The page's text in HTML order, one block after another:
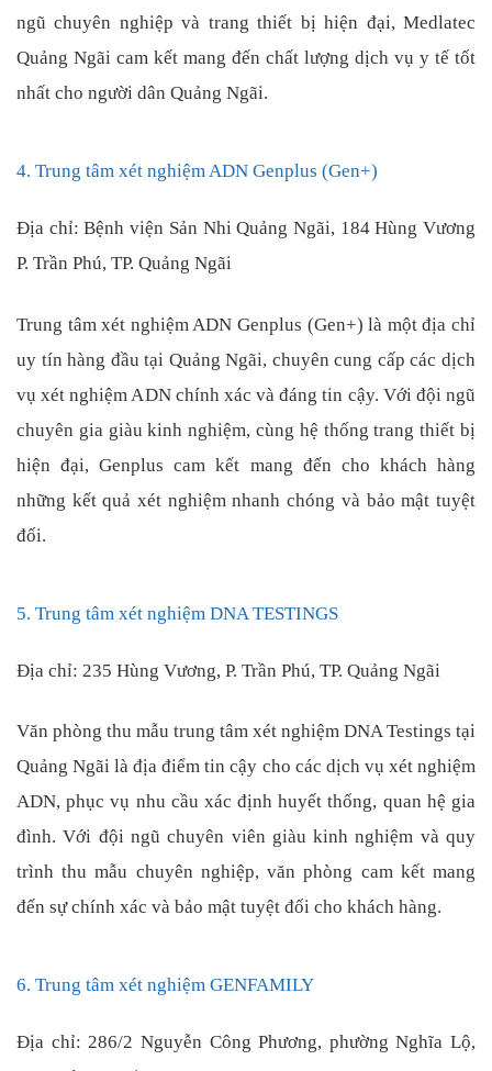
ngũ chuyên nghiệp và trang thiết bị hiện đại, Medlatec
Quảng Ngãi cam kết mang đến chất lượng dịch vụ y tế tốt
nhất cho người dân Quảng Ngãi.
4. Trung tâm xét nghiệm ADN Genplus (Gen+)
Địa chỉ: Bệnh viện Sản Nhi Quảng Ngãi, 184 Hùng Vương
P. Trần Phú, TP. Quảng Ngãi
Trung tâm xét nghiệm ADN Genplus (Gen+) là một địa chỉ
uy tín hàng đầu tại Quảng Ngãi, chuyên cung cấp các dịch
vụ xét nghiệm ADN chính xác và đáng tin cậy. Với đội ngũ
chuyên gia giàu kinh nghiệm, cùng hệ thống trang thiết bị
hiện đại, Genplus cam kết mang đến cho khách hàng
những kết quả xét nghiệm nhanh chóng và bảo mật tuyệt
đối.
5. Trung tâm xét nghiệm DNA TESTINGS
Địa chỉ: 235 Hùng Vương, P. Trần Phú, TP. Quảng Ngãi
Văn phòng thu mẫu trung tâm xét nghiệm DNA Testings tại
Quảng Ngãi là địa điểm tin cậy cho các dịch vụ xét nghiệm
ADN, phục vụ nhu cầu xác định huyết thống, quan hệ gia
đình. Với đội ngũ chuyên viên giàu kinh nghiệm và quy
trình thu mẫu chuyên nghiệp, văn phòng cam kết mang
đến sự chính xác và bảo mật tuyệt đối cho khách hàng.
6. Trung tâm xét nghiệm GENFAMILY
Địa chỉ: 286/2 Nguyễn Công Phương, phường Nghĩa Lộ,